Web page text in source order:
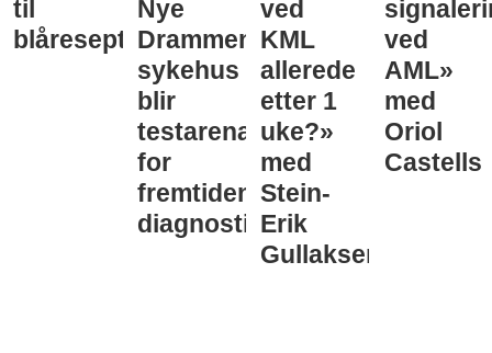
til
blåreseptvurdering
Nye
Drammen
sykehus
blir
testarena
for
fremtidens
diagnostikk
ved
KML
allerede
etter 1
uke?»
med
Stein-
Erik
Gullaksen
ved
AML»
med
Oriol
Castells